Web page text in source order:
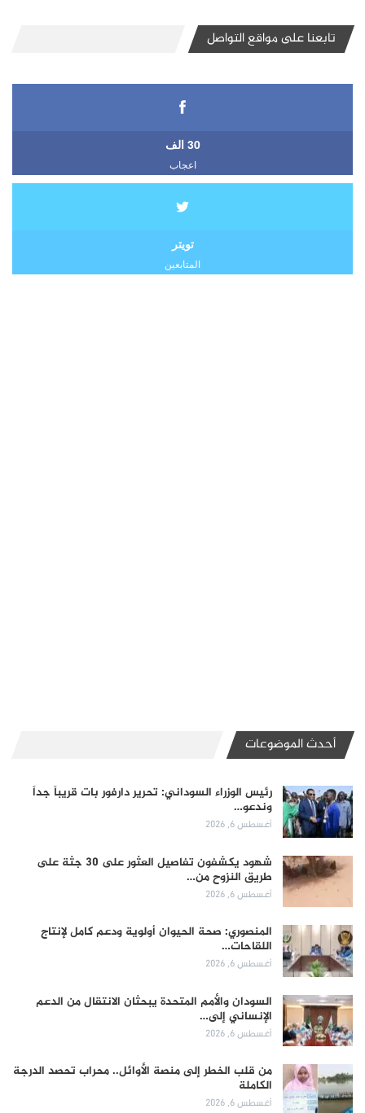
تابعنا على مواقع التواصل
30 الف
اعجاب
تويتر
المتابعين
أحدث الموضوعات
رئيس الوزراء السوداني: تحرير دارفور بات قريباً جداً
وندعو…
أغسطس 6, 2026
شهود يكشفون تفاصيل العثور على 30 جثة على
طريق النزوح من…
أغسطس 6, 2026
المنصوري: صحة الحيوان أولوية ودعم كامل لإنتاج
اللقاحات…
أغسطس 6, 2026
السودان والأمم المتحدة يبحثان الانتقال من الدعم
الإنساني إلى…
أغسطس 6, 2026
من قلب الخطر إلى منصة الأوائل.. محراب تحصد الدرجة
الكاملة
أغسطس 6, 2026